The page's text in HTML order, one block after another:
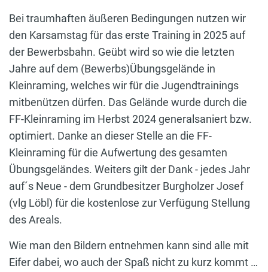
Bei traumhaften äußeren Bedingungen nutzen wir
den Karsamstag für das erste Training in 2025 auf
der Bewerbsbahn. Geübt wird so wie die letzten
Jahre auf dem (Bewerbs)Übungsgelände in
Kleinraming, welches wir für die Jugendtrainings
mitbenützen dürfen. Das Gelände wurde durch die
FF-Kleinraming im Herbst 2024 generalsaniert bzw.
optimiert. Danke an dieser Stelle an die FF-
Kleinraming für die Aufwertung des gesamten
Übungsgeländes. Weiters gilt der Dank - jedes Jahr
auf´s Neue - dem Grundbesitzer Burgholzer Josef
(vlg Löbl) für die kostenlose zur Verfügung Stellung
des Areals.
Wie man den Bildern entnehmen kann sind alle mit
Eifer dabei, wo auch der Spaß nicht zu kurz kommt …